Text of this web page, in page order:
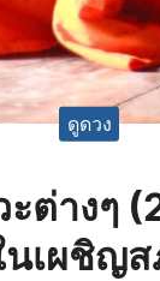
ดูดวง
ต่างๆ
เผชิญส